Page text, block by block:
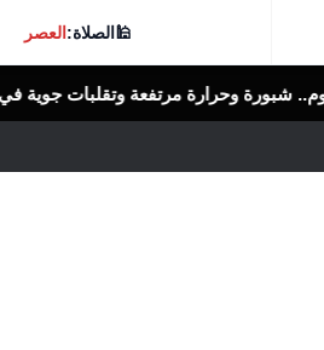
🕌الصلاة:العصر
جوية في عدة محافظات الرأى العام